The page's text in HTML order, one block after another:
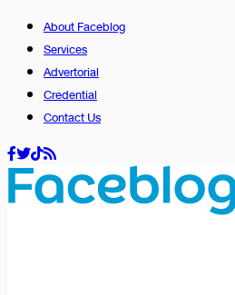
About Faceblog
Services
Advertorial
Credential
Contact Us